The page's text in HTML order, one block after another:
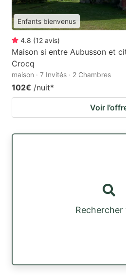
Enfants bienvenus
4.8 (12 avis)
Maison si entre Aubusson et
Crocq
maison · 7 Invités · 2 Chambres
102€ /nuit*
Voir
Rechercher